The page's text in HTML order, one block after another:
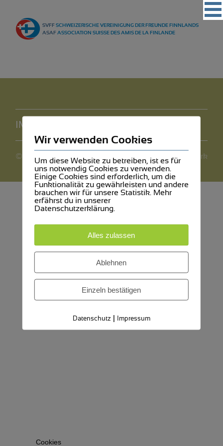
SVFFSCHWEIZERISCHE VEREINIGUNG DER FREUNDE FINNLANDS
ASAFASSOCIATION SUISSE DES AMIS DE LA FINLANDE
Regionalgruppen
Magazin
IMPRESSUM
©2026 SVFF webdesign by mediawerk
Cookies
Wir verwenden Cookies
Um diese Website zu betreiben, ist es für
uns notwendig Cookies zu verwenden.
Einige Cookies sind erforderlich, um die
Funktionalität zu gewährleisten und andere
brauchen wir für unsere Statistik. Mehr
erfährst du in unserer
Datenschutzerklärung.
Alles zulassen
Ablehnen
Einzeln bestätigen
Datenschutz | Impressum